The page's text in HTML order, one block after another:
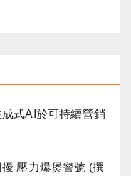
式AI於可持續營銷
壓力爆煲警號 (撰